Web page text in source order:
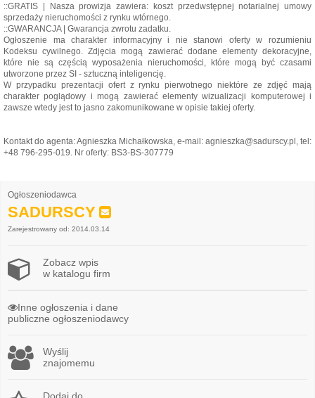
::GRATIS | Nasza prowizja zawiera: koszt przedwstępnej notarialnej umowy
sprzedaży nieruchomości z rynku wtórnego.
::GWARANCJA | Gwarancja zwrotu zadatku.
Ogłoszenie ma charakter informacyjny i nie stanowi oferty w rozumieniu
Kodeksu cywilnego. Zdjęcia mogą zawierać dodane elementy dekoracyjne,
które nie są częścią wyposażenia nieruchomości, które mogą być czasami
utworzone przez SI - sztuczną inteligencję.
W przypadku prezentacji ofert z rynku pierwotnego niektóre ze zdjęć mają
charakter poglądowy i mogą zawierać elementy wizualizacji komputerowej i
zawsze wtedy jest to jasno zakomunikowane w opisie takiej oferty.
Kontakt do agenta: Agnieszka Michałkowska, e-mail: agnieszka@sadurscy.pl, tel:
+48 796-295-019. Nr oferty: BS3-BS-307779
Ogłoszeniodawca
SADURSCY
Zarejestrowany od: 2014.03.14
Zobacz wpis
w katalogu firm
Inne ogłoszenia i dane
publiczne ogłoszeniodawcy
Wyślij
znajomemu